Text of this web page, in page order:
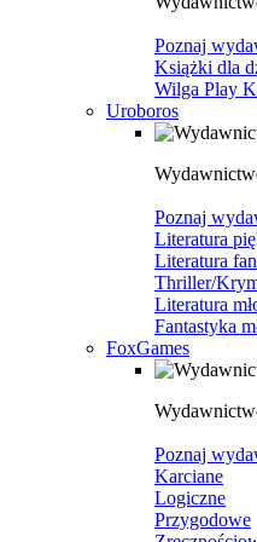
Poznaj
Książki dla
Wilga Play
Uroboros
Poznaj
Literatura
Literatura
Thriller/
Literatura
Fantastyka
FoxGames
Poznaj
Karciane
Logiczne
Przygodowe